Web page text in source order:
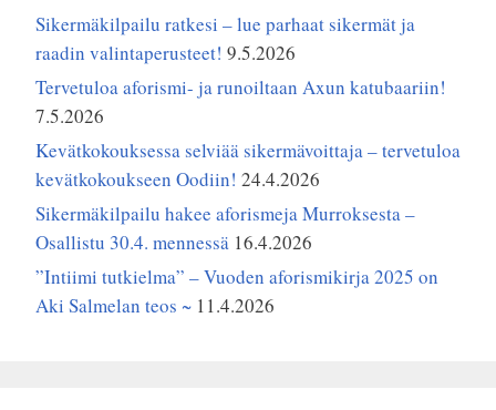
Sikermäkilpailu ratkesi – lue parhaat sikermät ja
raadin valintaperusteet! 9.5.2026
Tervetuloa aforismi- ja runoiltaan Axun katubaariin!
7.5.2026
Kevätkokouksessa selviää sikermävoittaja – tervetuloa
kevätkokoukseen Oodiin! 24.4.2026
Sikermäkilpailu hakee aforismeja Murroksesta –
Osallistu 30.4. mennessä 16.4.2026
”Intiimi tutkielma” – Vuoden aforismikirja 2025 on
Aki Salmelan teos ~ 11.4.2026